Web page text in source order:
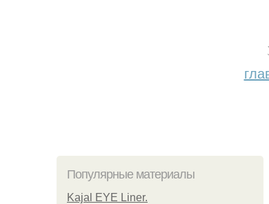
Популярные материалы
Kajal EYE Liner.